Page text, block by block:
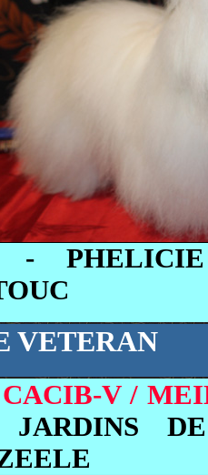
-
VETERAN
CACIB-V /
JARDINS